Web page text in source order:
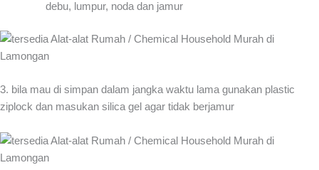
debu, lumpur, noda dan jamur
3. bila mau di simpan dalam jangka waktu lama gunakan plastic
ziplock dan masukan silica gel agar tidak berjamur